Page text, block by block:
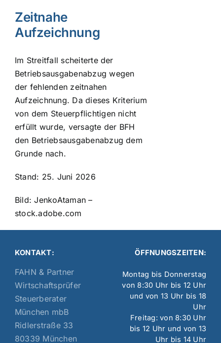
Zeitnahe
Aufzeichnung
Im Streitfall scheiterte der
Betriebsausgabenabzug wegen
der fehlenden zeitnahen
Aufzeichnung. Da dieses Kriterium
von dem Steuerpflichtigen nicht
erfüllt wurde, versagte der BFH
den Betriebsausgabenabzug dem
Grunde nach.
Stand: 25. Juni 2026
Bild: JenkoAtaman –
stock.adobe.com
KONTAKT:
FAHN & Partner
Wirtschaftsprüfer
Steuerberater
München mbB
Ridlerstraße 33
80339 München
ÖFFNUNGSZEITEN:
Montag bis Donnerstag
von 8:30 Uhr bis 12 Uhr
und von 13 Uhr bis 18
Uhr
Freitag: von 8:30 Uhr
bis 12 Uhr und von 13
Uhr bis 14 Uhr